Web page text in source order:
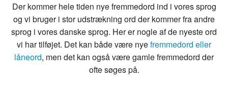
Der kommer hele tiden nye fremmedord ind i vores sprog
og vi bruger i stor udstrækning ord der kommer fra andre
sprog i vores danske sprog. Her er nogle af de nyeste ord
vi har tilføjet. Det kan både være nyefremmedord eller
låneord, men det kan også være gamle fremmedord der
ofte søges på.